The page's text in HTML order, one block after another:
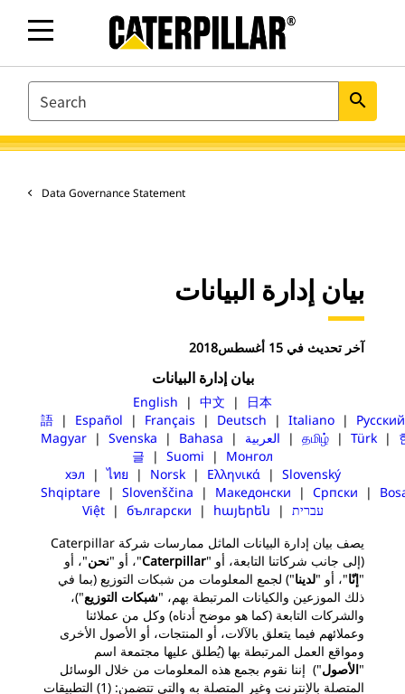
SEARCH search
Data Governance Statement
بيان إدارة البيانات
آخر تحديث في 15 أغسطس2018
بيان إدارة البيانات
English | 中文 |
日本
語 | Español | Français | Deutsch | Italiano | Русский
Magyar | Svenska | Bahasa | العربية | தமிழ் | Türk |
글 | Suomi | Монгол
хэл |ไทย | Norsk| Ελληνικά| Slovenský
Shqiptare | Slovenščina | Македонски | Српски |
Việt| български | հայերեն | עברית
يصف بيان إدارة البيانات الماثل ممارسات شركة Caterpillar
(إلى جانب شركاتنا التابعة، أو "Caterpillar"، أو "نحن"، أو
"إنّا"، أو "لدينا") لجمع المعلومات من شبكات التوزيع (بما في
ذلك الموزعين والكيانات المرتبطة بهم، "شبكات التوزيع")،
والشركات التابعة (كما هو موضح أدناه) وكل من عملائنا
وعملائهم فيما يتعلق بالآلات، أو المنتجات، أو الأصول الأخرى
ومواقع العمل المرتبطة بها (يُطلق عليها مجتمعة اسم
"الأصول") إننا نقوم بجمع هذه المعلومات من خلال الوسائل
المتصلة بالإنترنت وغير المتصلة به والتي تتضمن: (1) التطبيقات